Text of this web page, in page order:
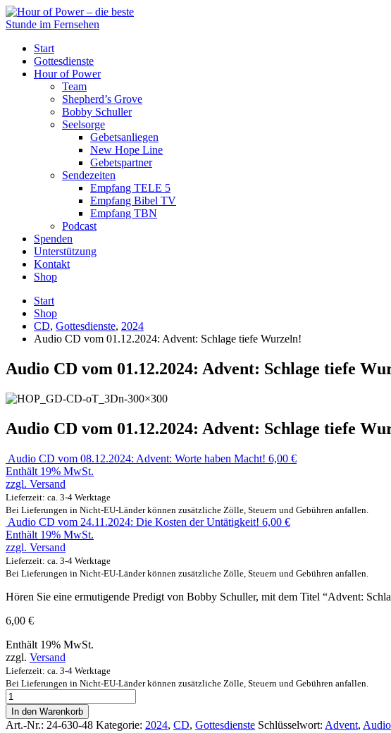
Start
Gottesdienste
Hour of Power
Team
Shepherd’s Grove
Bobby Schuller
Seelsorge
Gebetsanliegen
New Hope Line
Gebetspartner
Sendezeiten
Empfang TELE 5
Empfang Bibel TV
Empfang TBN
Podcast
Spenden
Unterstützung
Kontakt
Shop
Start
Shop
CD, Gottesdienste, 2024
Audio CD vom 01.12.2024: Advent: Schlage tiefe Wurzeln!
Audio CD vom 01.12.2024: Advent: Schlage tiefe
Audio CD vom 01.12.2024: Advent: Schlage tiefe
Audio CD vom 08.12.2024: Advent: Worte haben Macht! 6,00 €
Enthält 19% MwSt.
zzgl. Versand
Lieferzeit: ca. 3-4 Werktage
Bei Lieferungen in Nicht-EU-Länder können zusätzliche Zölle, Steuern und Gebühren anfallen.
Audio CD vom 24.11.2024: Die Kosten der Untätigkeit! 6,00 €
Enthält 19% MwSt.
zzgl. Versand
Lieferzeit: ca. 3-4 Werktage
Bei Lieferungen in Nicht-EU-Länder können zusätzliche Zölle, Steuern und Gebühren anfallen.
Hören Sie eine ermutigende Predigt von Bobby Schuller, mit dem Titel “Advent:
6,00 €
Enthält 19% MwSt.
zzgl. Versand
Lieferzeit: ca. 3-4 Werktage
Bei Lieferungen in Nicht-EU-Länder können zusätzliche Zölle, Steuern und Gebühren anfallen.
In den Warenkorb
Art.-Nr.: 24-630-48 Kategorie: 2024, CD, Gottesdienste Schlüsselwort: Advent,